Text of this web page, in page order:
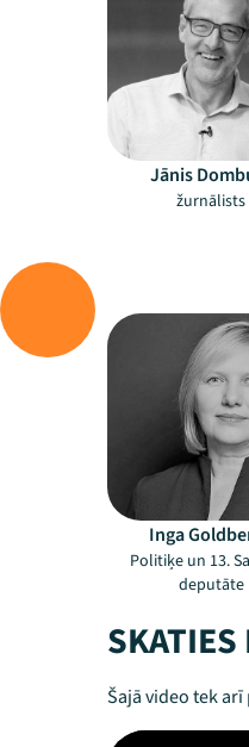
Jānis
žurnālists
Inga
Politiķe un 13.
deputāte
SKATIES
Šajā video tek